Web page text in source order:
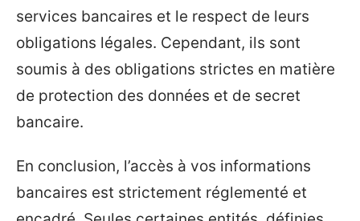
services bancaires et le respect de leurs
obligations légales. Cependant, ils sont
soumis à des obligations strictes en matière
de protection des données et de secret
bancaire.
En conclusion, l’accès à vos informations
bancaires est strictement réglementé et